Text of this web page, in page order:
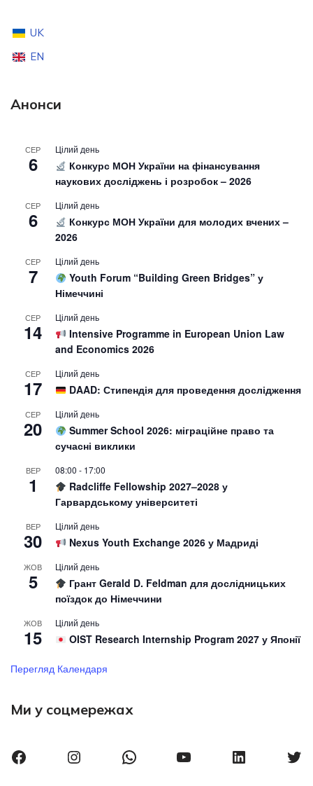
UK
EN
Анонси
СЕР
6
Цілий день
Конкурс МОН України на фінансування
наукових досліджень і розробок – 2026
СЕР
6
Цілий день
Конкурс МОН України для молодих вчених –
2026
СЕР
7
Цілий день
Youth Forum “Building Green Bridges” у
Німеччині
СЕР
14
Цілий день
Intensive Programme in European Union Law
and Economics 2026
СЕР
17
Цілий день
DAAD: Стипендія для проведення дослідження
СЕР
20
Цілий день
Summer School 2026: міграційне право та
сучасні виклики
ВЕР
1
08:00 - 17:00
Radcliffe Fellowship 2027–2028 у
Гарвардському університеті
ВЕР
30
Цілий день
Nexus Youth Exchange 2026 у Мадриді
ЖОВ
5
Цілий день
Грант Gerald D. Feldman для дослідницьких
поїздок до Німеччини
ЖОВ
15
Цілий день
OIST Research Internship Program 2027 у Японії
Перегляд Календаря
Ми у соцмережах